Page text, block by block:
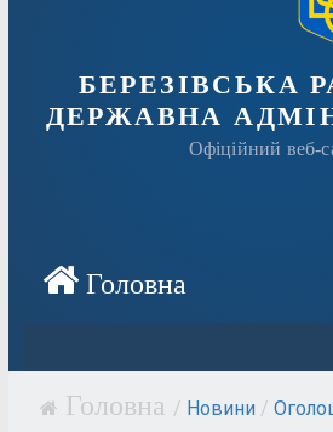
БЕРЕЗІВСЬКА
ДЕРЖАВНА
Офіційний веб-
/ Новини /